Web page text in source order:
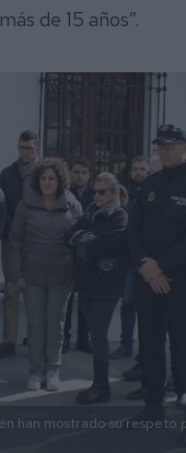
de 15 años”.
han mostrado su respeto